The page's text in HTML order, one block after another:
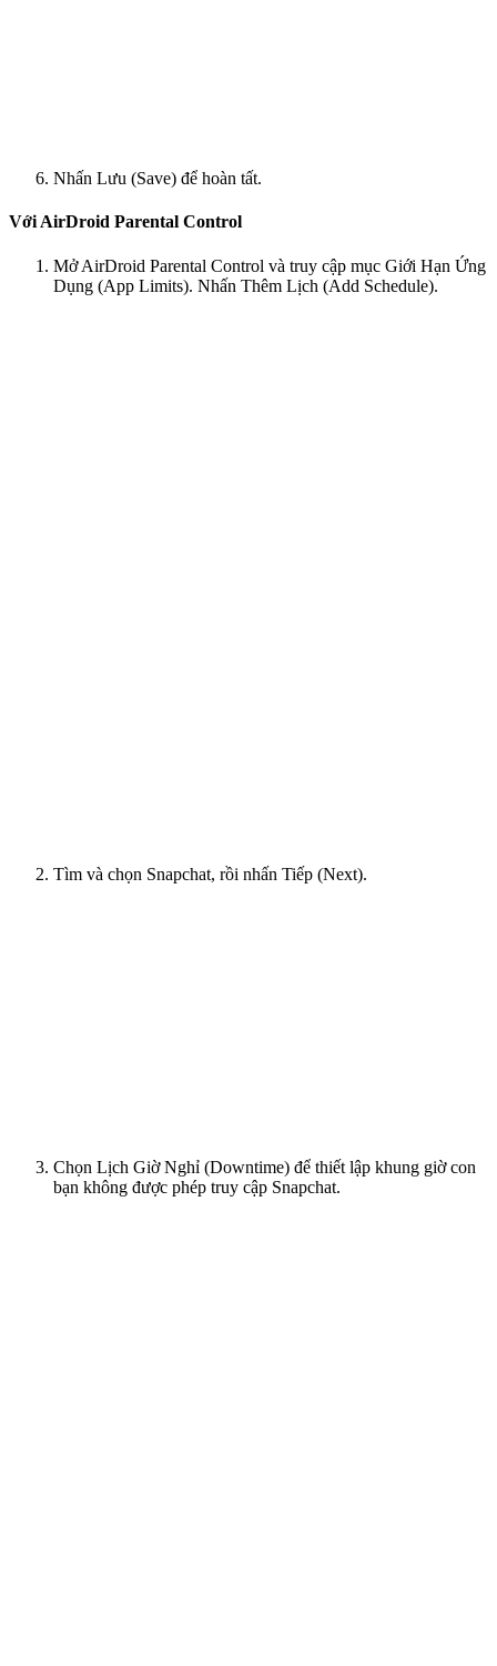
Nhấn Lưu (Save) để hoàn tất.
Với AirDroid Parental Control
Mở AirDroid Parental Control và truy cập mục Giới Hạn Ứng
Dụng (App Limits). Nhấn Thêm Lịch (Add Schedule).
Tìm và chọn Snapchat, rồi nhấn Tiếp (Next).
Chọn Lịch Giờ Nghỉ (Downtime) để thiết lập khung giờ con
bạn không được phép truy cập Snapchat.